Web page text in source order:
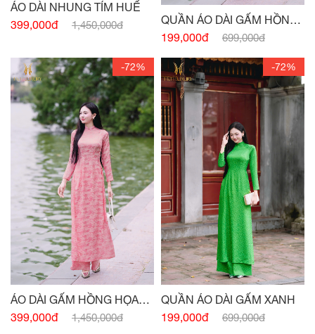
ÁO DÀI NHUNG TÍM HUẾ
399,000đ
1,450,000đ
QUẦN ÁO DÀI GẤM HỒNG
HỌA TIẾT
199,000đ 699,000đ
-72%
ÁO DÀI GẤM HỒNG HỌA
TIẾT
399,000đ 1,450,000đ
-72%
QUẦN ÁO DÀI GẤM XANH
199,000đ
699,000đ